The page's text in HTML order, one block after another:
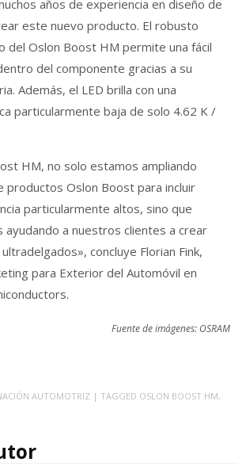
años de experiencia en diseño de
este nuevo producto. El robusto
del Oslon Boost HM permite una fácil
del componente gracias a su
Además, el LED brilla con una
particularmente baja de solo 4.62 K /
HM, no solo estamos ampliando
productos Oslon Boost para incluir
particularmente altos, sino que
ayudando a nuestros clientes a crear
concluye Florian Fink,
para Exterior del Automóvil en
Fuente de imágenes: OSRAM
AUTOMOTRIZ | TAGGED OSLON BOOST HM,